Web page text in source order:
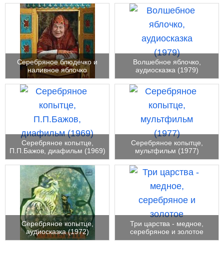
Серебряное блюдечко и
наливное яблочко
Волшебное яблочко,
аудиосказка (1979)
Серебряное копытце,
П.П.Бажов, диафильм (1969)
Серебряное копытце,
мультфильм (1977)
Серебряное копытце,
аудиосказка (1972)
Три царства - медное,
серебряное и золотое